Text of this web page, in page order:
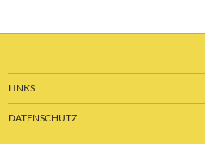
LINKS
DATENSCHUTZ